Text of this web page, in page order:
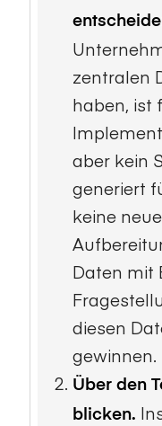
zentralen
haben, ist
aber kein
generiert
keine
Daten mit
diesen
gewinnen.
Über den
blicken.